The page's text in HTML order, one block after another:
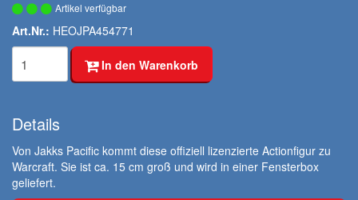
Artikel verfügbar
Art.Nr.: HEOJPA454771
In den Warenkorb
Details
Von Jakks Pacific kommt diese offiziell lizenzierte Actionfigur zu
Warcraft. Sie ist ca. 15 cm groß und wird in einer Fensterbox
geliefert.